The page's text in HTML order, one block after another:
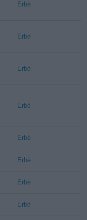
Erbè
Erbè
Erbè
Erbè
Erbè
Erbè
Erbè
Erbè